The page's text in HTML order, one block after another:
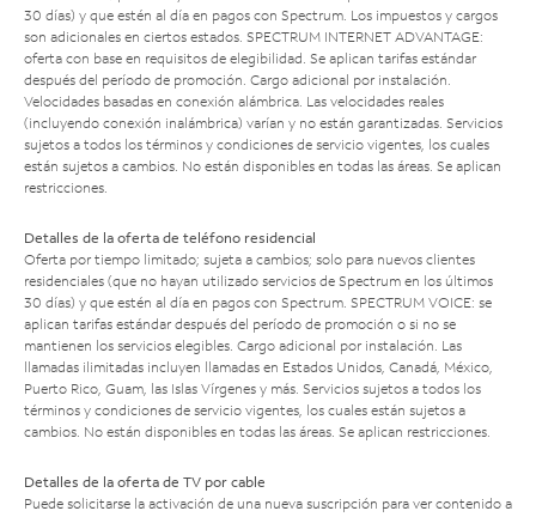
30 días) y que estén al día en pagos con Spectrum. Los impuestos y cargos
son adicionales en ciertos estados. SPECTRUM INTERNET ADVANTAGE:
oferta con base en requisitos de elegibilidad. Se aplican tarifas estándar
después del período de promoción. Cargo adicional por instalación.
Velocidades basadas en conexión alámbrica. Las velocidades reales
(incluyendo conexión inalámbrica) varían y no están garantizadas. Servicios
sujetos a todos los términos y condiciones de servicio vigentes, los cuales
están sujetos a cambios. No están disponibles en todas las áreas. Se aplican
restricciones.
Detalles de la oferta de teléfono residencial
Oferta por tiempo limitado; sujeta a cambios; solo para nuevos clientes
residenciales (que no hayan utilizado servicios de Spectrum en los últimos
30 días) y que estén al día en pagos con Spectrum. SPECTRUM VOICE: se
aplican tarifas estándar después del período de promoción o si no se
mantienen los servicios elegibles. Cargo adicional por instalación. Las
llamadas ilimitadas incluyen llamadas en Estados Unidos, Canadá, México,
Puerto Rico, Guam, las Islas Vírgenes y más. Servicios sujetos a todos los
términos y condiciones de servicio vigentes, los cuales están sujetos a
cambios. No están disponibles en todas las áreas. Se aplican restricciones.
Detalles de la oferta de TV por cable
Puede solicitarse la activación de una nueva suscripción para ver contenido a